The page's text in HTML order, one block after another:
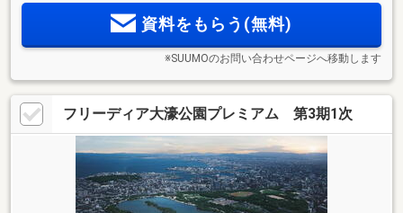
備。駐車場は全て平置き、シャッターゲート完備。来場予約
資料をもらう(無料)
※SUUMOのお問い合わせページへ移動します
フリーディア大濠公園プレミアム 第3期1次